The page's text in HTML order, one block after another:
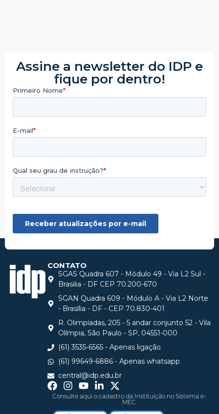
Assine a newsletter do IDP e
fique por dentro!
CONTATO
SGAS Quadra 607 - Módulo 49 - Via L2 Sul -
Brasilia - DF CEP 70.200-670
SGAN Quadra 609 - Módulo A - Via L2 Norte
- Brasília - DF - CEP 70.830-401
R. Olimpíadas, 205 - 5 andar conjunto 52 - Vila
Olímpia, São Paulo - SP, 04551-000
(61) 3535-6565 - Apenas ligação
(61) 99649-6886 - Apenas whatsapp
central@idp.edu.br
Consulte aqui o cadastro da Instituição no Sistema e-
MEC